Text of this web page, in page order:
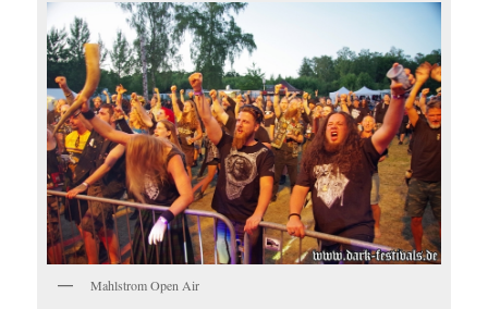
Mahlstrom Open Air